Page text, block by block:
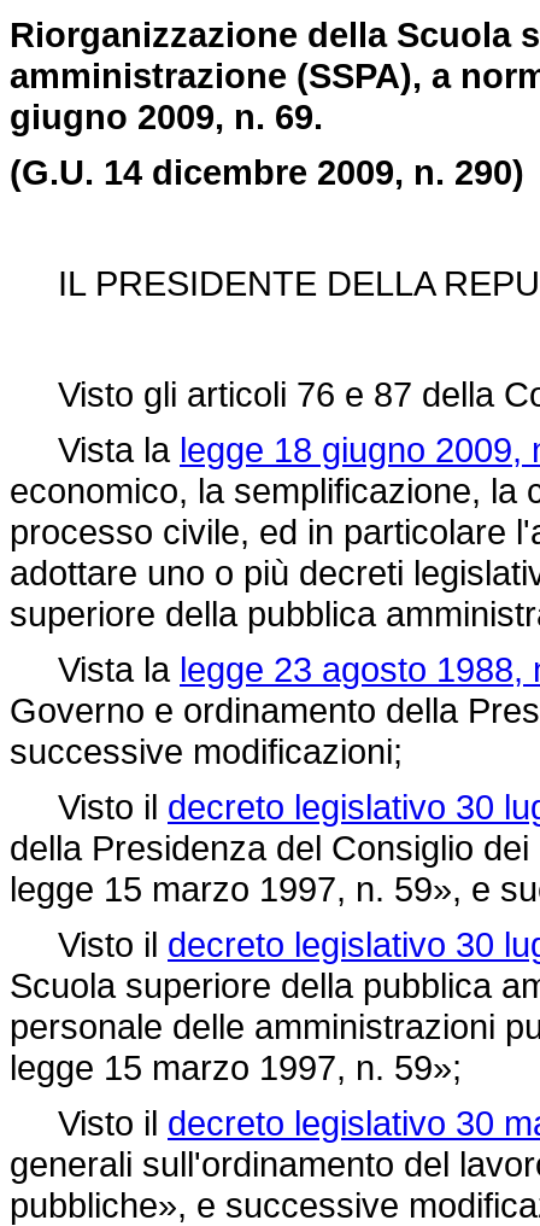
Riorganizzazione della Scuola
amministrazione (SSPA), a
giugno 2009, n. 69.
(G.U. 14 dicembre 2009, n. 290)
IL PRESIDENTE DELLA
Visto gli articoli 76 e 87 della
Vista la legge 18 giugno 2009,
economico, la semplificazione, la
processo civile, ed in particolare
adottare uno o più decreti
superiore della pubblica
Vista la legge 23 agosto 1988,
Governo e ordinamento della
successive modificazioni;
Visto il decreto legislativo 30
della Presidenza del Consiglio
legge 15 marzo 1997, n. 59», e
Visto il decreto legislativo 30
Scuola superiore della pubblica
personale delle amministrazioni
legge 15 marzo 1997, n. 59»;
Visto il decreto legislativo 30
generali sull'ordinamento del
pubbliche», e successive